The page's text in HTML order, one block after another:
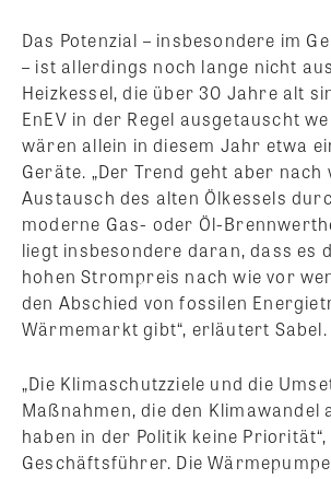
Das Potenzial – insbesondere im
– ist allerdings noch lange nicht
Heizkessel, die über 30 Jahre alt
EnEV in der Regel ausgetauscht
wären allein in diesem Jahr etwa
Geräte. „Der Trend geht aber nach
Austausch des alten Ölkessels
moderne Gas- oder Öl-
liegt insbesondere daran, dass es
hohen Strompreis nach wie vor
den Abschied von fossilen
Wärmemarkt gibt“, erläutert Sabel.
„Die Klimaschutzziele und die
Maßnahmen, die den Klimawandel
haben in der Politik keine
Geschäftsführer. Die